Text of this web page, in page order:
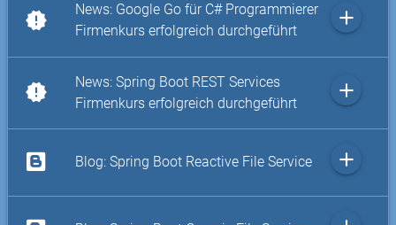
new_releases
News: Google Go für C# Programmierer
Firmenkurs erfolgreich durchgeführt
add
new_releases
News: Spring Boot REST Services
Firmenkurs erfolgreich durchgeführt
add
Blog: Spring Boot Reactive File Service add